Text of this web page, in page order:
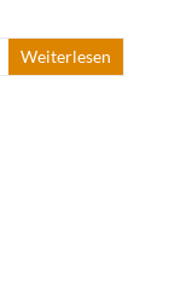
Weiterlesen